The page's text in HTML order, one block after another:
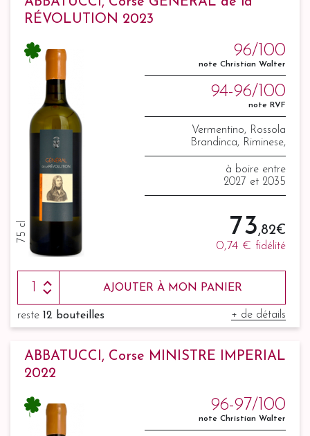
RÉVOLUTION 2023
75 cl
96/100
note Christian Walter
94-96/100
note RVF
Vermentino, Rossola
Brandinca, Riminese,
Carcajolo Bianco, Biancone,
Paga Debiti
à boire entre
2027 et 2035
73,82 €
0,74 € fidélité
AJOUTER À MON PANIER
reste 12 bouteilles + de détails
ABBATUCCI, Corse MINISTRE IMPERIAL
2022
96-97/100
note Christian Walter